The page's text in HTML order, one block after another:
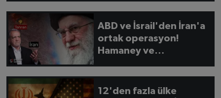
ABD ve İsrail'den İran'a
ortak operasyon!
Hamaney ve
12'den fazla ülke